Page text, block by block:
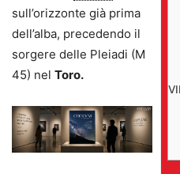
sull’orizzonte già prima
dell’alba, precedendo il
sorgere delle Pleiadi (M
45) nel Toro.